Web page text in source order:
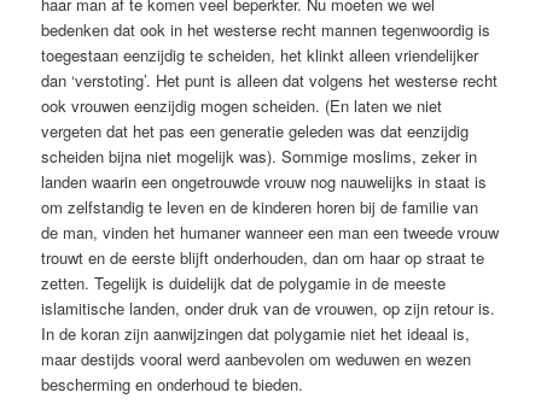
bedenken dat ook in het westerse recht mannen tegenwoordig is
toegestaan eenzijdig te scheiden, het klinkt alleen vriendelijker
dan ‘verstoting’. Het punt is alleen dat volgens het westerse recht
ook vrouwen eenzijdig mogen scheiden. (En laten we niet
vergeten dat het pas een generatie geleden was dat eenzijdig
scheiden bijna niet mogelijk was). Sommige moslims, zeker in
landen waarin een ongetrouwde vrouw nog nauwelijks in staat is
om zelfstandig te leven en de kinderen horen bij de familie van
de man, vinden het humaner wanneer een man een tweede vrouw
trouwt en de eerste blijft onderhouden, dan om haar op straat te
zetten. Tegelijk is duidelijk dat de polygamie in de meeste
islamitische landen, onder druk van de vrouwen, op zijn retour is.
In de koran zijn aanwijzingen dat polygamie niet het ideaal is,
maar destijds vooral werd aanbevolen om weduwen en wezen
bescherming en onderhoud te bieden.